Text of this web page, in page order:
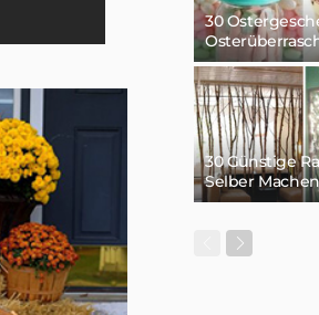
30
30 Günstige
Selber